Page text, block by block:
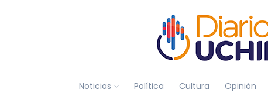
Noticias Política Cultura Opinión